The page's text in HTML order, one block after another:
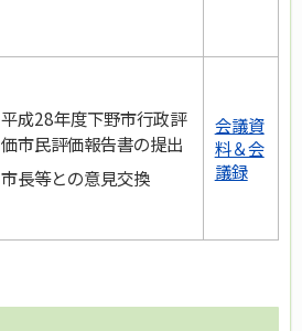
平成28年度下野市行政評
価市民評価報告書の提出
市長等との意見交換
会議資
料＆会
議録